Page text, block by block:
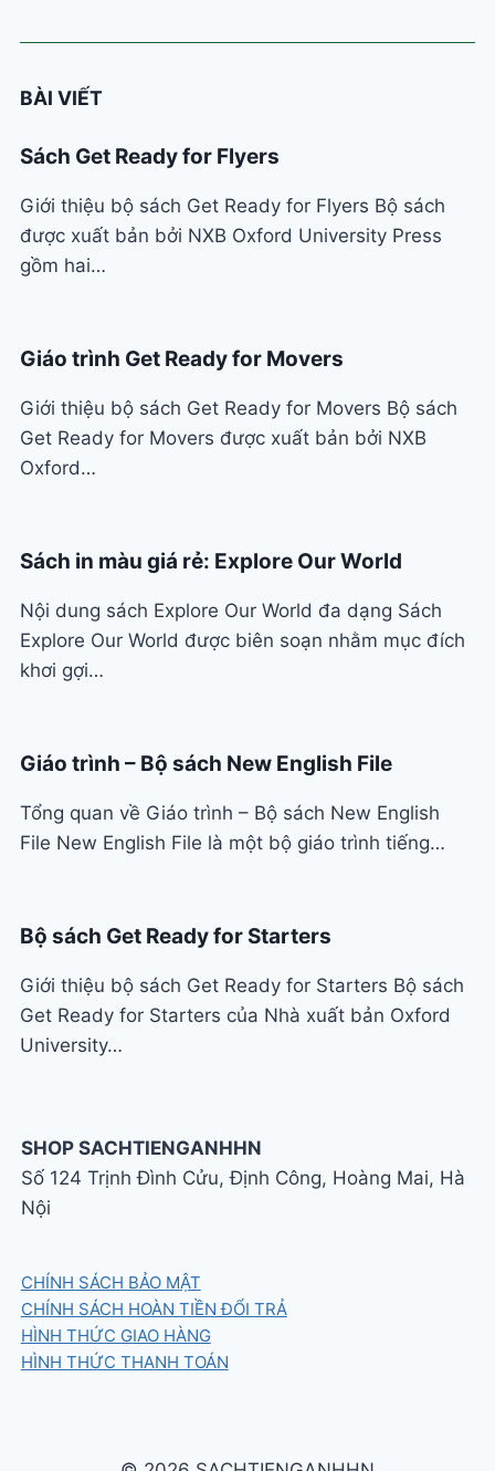
BÀI VIẾT
Sách Get Ready for Flyers
Giới thiệu bộ sách Get Ready for Flyers Bộ sách
được xuất bản bởi NXB Oxford University Press
gồm hai…
Giáo trình Get Ready for Movers
Giới thiệu bộ sách Get Ready for Movers Bộ sách
Get Ready for Movers được xuất bản bởi NXB
Oxford…
Sách in màu giá rẻ: Explore Our World
Nội dung sách Explore Our World đa dạng Sách
Explore Our World được biên soạn nhằm mục đích
khơi gợi…
Giáo trình – Bộ sách New English File
Tổng quan về Giáo trình – Bộ sách New English
File New English File là một bộ giáo trình tiếng…
Bộ sách Get Ready for Starters
Giới thiệu bộ sách Get Ready for Starters Bộ sách
Get Ready for Starters của Nhà xuất bản Oxford
University…
SHOP SACHTIENGANHHN
Số 124 Trịnh Đình Cửu, Định Công, Hoàng Mai, Hà
Nội
CHÍNH SÁCH BẢO MẬT
CHÍNH SÁCH HOÀN TIỀN ĐỔI TRẢ
HÌNH THỨC GIAO HÀNG
HÌNH THỨC THANH TOÁN